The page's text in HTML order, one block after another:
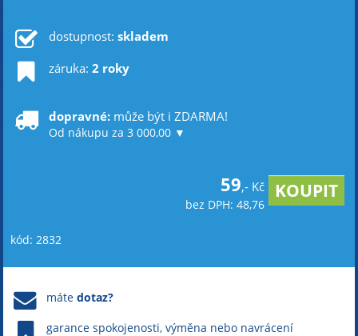
dostupnost: skladem
záruka: 2 roky
dopravné: může být i ZDARMA!
Od nákupu za 3 000,00 ▼
59,- Kč
bez DPH: 48,76
kód: 2832
mátedotaz?
garance spokojenosti, výměna nebo navrácení